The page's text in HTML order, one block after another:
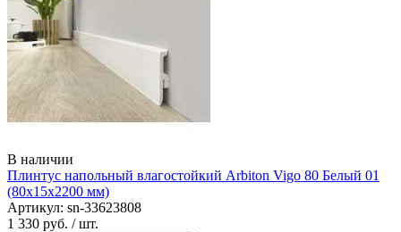
В наличии
Плинтус напольный влагостойкий Arbiton Vigo 80 Белый 01
(80х15х2200 мм)
Артикул: sn-33623808
1 330 руб. / шт.